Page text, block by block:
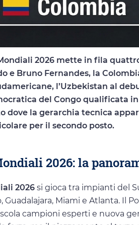
2026 mette in fila
e Bruno Fernandes, la
l’Uzbekistan al
del Congo qualificata
dove la gerarchia tecnica
per il secondo posto.
2026: la
2026 si gioca tra impianti del
Guadalajara, Miami e Atlanta. Il
campioni esperti e nuova